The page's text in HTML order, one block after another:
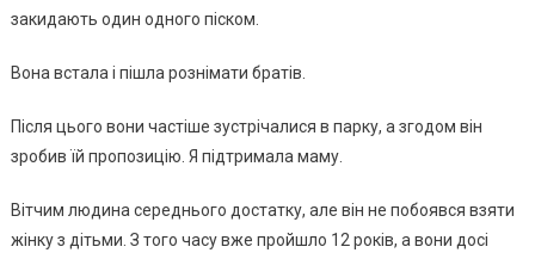
закидають один одного піском.
Вона встала і пішла рознімати братів.
Після цього вони частіше зустрічалися в парку, а згодом він
зробив їй пропозицію. Я підтримала маму.
Вітчим людина середнього достатку, але він не побоявся взяти
жінку з дітьми. З того часу вже пройшло 12 років, а вони досі